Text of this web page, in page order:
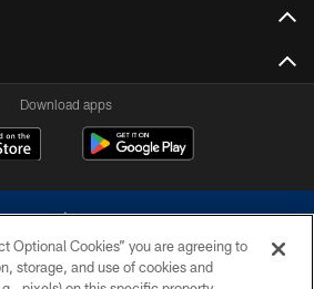
Download apps
Optional Cookies” you are agreeing to
storage, and use of cookies and